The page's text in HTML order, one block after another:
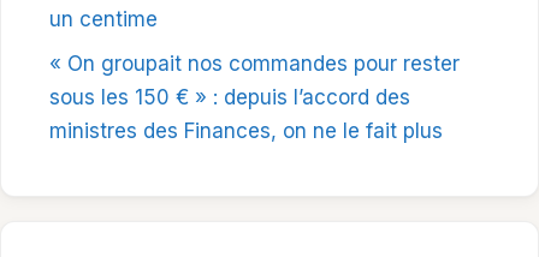
un centime
« On groupait nos commandes pour rester
sous les 150 € » : depuis l’accord des
ministres des Finances, on ne le fait plus